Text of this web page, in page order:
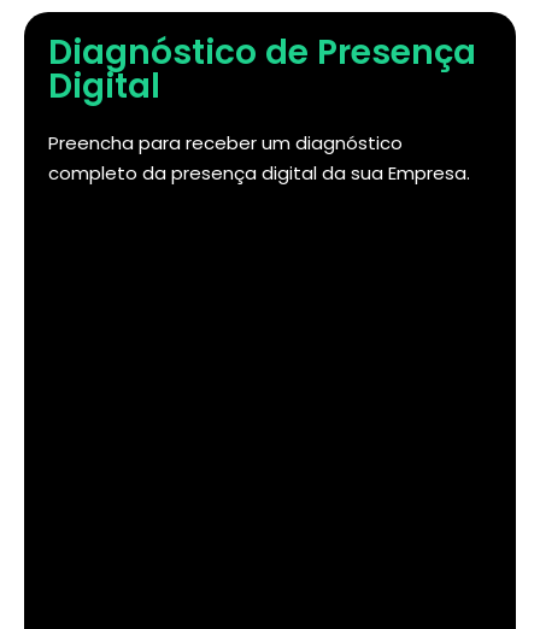
Diagnóstico de Presença
Digital
Preencha para receber um diagnóstico
completo da presença digital da sua Empresa.